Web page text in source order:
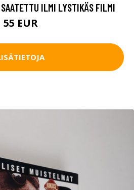
ILMI LYSTIKÄS FILMI
55 EUR